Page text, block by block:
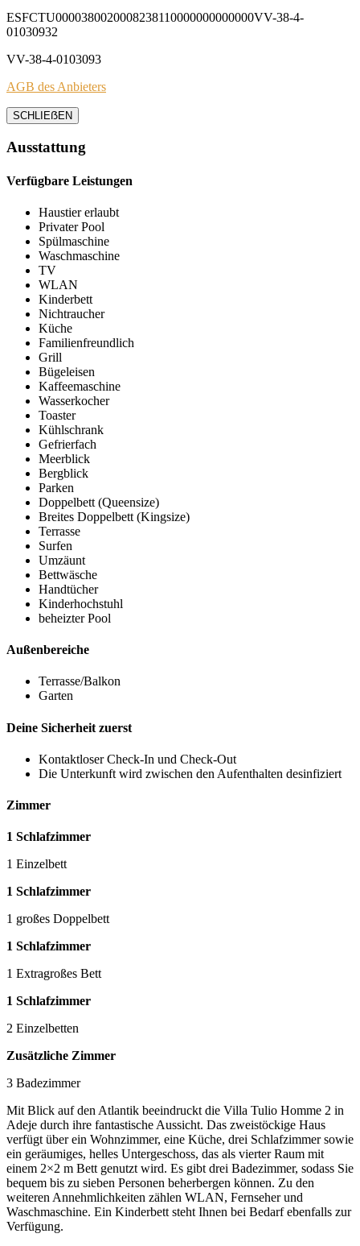
ESFCTU0000380020008238110000000000000VV-38-4-
01030932
VV-38-4-0103093
AGB des Anbieters
SCHLIEẞEN
Ausstattung
Verfügbare Leistungen
Haustier erlaubt
Privater Pool
Spülmaschine
Waschmaschine
TV
WLAN
Kinderbett
Nichtraucher
Küche
Familienfreundlich
Grill
Bügeleisen
Kaffeemaschine
Wasserkocher
Toaster
Kühlschrank
Gefrierfach
Meerblick
Bergblick
Parken
Doppelbett (Queensize)
Breites Doppelbett (Kingsize)
Terrasse
Surfen
Umzäunt
Bettwäsche
Handtücher
Kinderhochstuhl
beheizter Pool
Außenbereiche
Terrasse/Balkon
Garten
Deine Sicherheit zuerst
Kontaktloser Check-In und Check-Out
Die Unterkunft wird zwischen den Aufenthalten desinfiziert
Zimmer
1 Schlafzimmer
1 Einzelbett
1 Schlafzimmer
1 großes Doppelbett
1 Schlafzimmer
1 Extragroßes Bett
1 Schlafzimmer
2 Einzelbetten
Zusätzliche Zimmer
3 Badezimmer
Mit Blick auf den Atlantik beeindruckt die Villa Tulio Homme 2 in
Adeje durch ihre fantastische Aussicht. Das zweistöckige Haus
verfügt über ein Wohnzimmer, eine Küche, drei Schlafzimmer sowie
ein geräumiges, helles Untergeschoss, das als vierter Raum mit
einem 2×2 m Bett genutzt wird. Es gibt drei Badezimmer, sodass Sie
bequem bis zu sieben Personen beherbergen können. Zu den
weiteren Annehmlichkeiten zählen WLAN, Fernseher und
Waschmaschine. Ein Kinderbett steht Ihnen bei Bedarf ebenfalls zur
Verfügung.